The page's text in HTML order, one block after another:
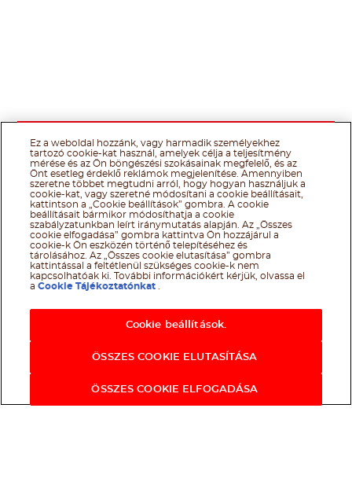
Ez a weboldal hozzánk, vagy harmadik személyekhez
tartozó cookie-kat használ, amelyek célja a teljesítmény
mérése és az Ön böngészési szokásainak megfelelő, és az
Önt esetleg érdeklő reklámok megjelenítése. Amennyiben
szeretne többet megtudni arról, hogy hogyan használjuk a
cookie-kat, vagy szeretné módosítani a cookie beállításait,
kattintson a „Cookie beállítások” gombra. A cookie
beállításait bármikor módosíthatja a cookie
szabályzatunkban leírt iránymutatás alapján. Az „Összes
cookie elfogadása” gombra kattintva Ön hozzájárul a
cookie-k Ön eszközén történő telepítéséhez és
tárolásához. Az „Összes cookie elutasítása” gombra
kattintással a feltétlenül szükséges cookie-k nem
kapcsolhatóak ki. További információkért kérjük, olvassa el
aCookie Tájékoztatónkat
Cookie beállítások.
ÖSSZES COOKIE ELUTASÍTÁSA
ÖSSZES COOKIE ELFOGADÁSA